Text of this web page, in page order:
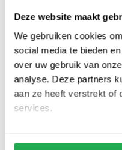
Deze website maakt
We gebruiken cookies
social media te bieden
over uw gebruik van
analyse. Deze partners
aan ze heeft verstrekt of
services.
Thomas maine trui effen bruin merinowol
€ 139,95€ 111,96
-
20%